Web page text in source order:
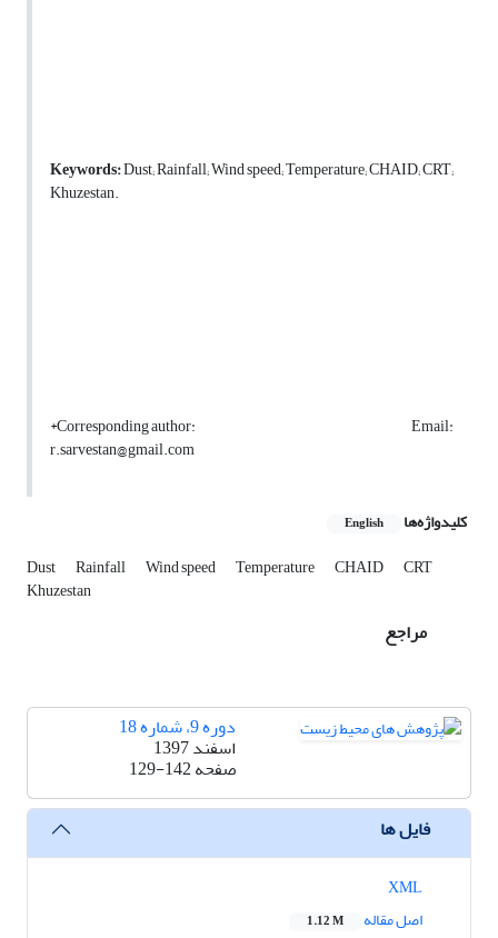
Keywords:Dust; Rainfall; Wind speed; Temperature; CHAID; CRT;
Khuzestan.
*Corresponding author: Email:
r.sarvestan@gmail.com
کلیدواژه‌ها English
Dust Rainfall Wind speed Temperature CHAID CRT
Khuzestan
مراجع
دوره 9، شماره 18
اسفند 1397
صفحه129-142
فایل ها
اصل مقاله
1.12 M